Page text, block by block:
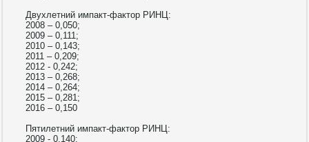
Двухлетний импакт-фактор РИНЦ:
2008 – 0,050;
2009 – 0,111;
2010 – 0,143;
2011 – 0,209;
2012 - 0,242;
2013 – 0,268;
2014 – 0,264;
2015 – 0,281;
2016 – 0,150
Пятилетний импакт-фактор РИНЦ:
2009 - 0,140;